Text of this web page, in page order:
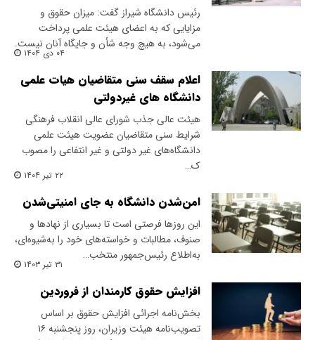
رئیس دانشگاه شیراز گفت: میزان حقوق و
مزایایی که به اعضای هیئت علمی پرداخت
می‌شود، به هیچ وجه شأن و جایگاه آنان نیست.
۰۴ دی ۱۴۰۴
اعلام سقف سنی متقاضیان هیات علمی
دانشگاه های غیردولتی
هیئت عالی جذب شورای عالی انقلاب فرهنگی
شرایط سنی متقاضیان عضویت هیئت علمی
دانشگاه‌های غیر دولتی و غیر انتفاعی را مصوب
ک…
۲۲ تیر ۱۴۰۴
امن‌شدن دانشگاه به جای امنیتی‌شدن
این روزها فرصتی است تا بسیاری از نهادها و
صنوف، مطالبات و خواسته‌های خود را به‌شیوه‌ای،
به‌اطلاع رئیس‌جمهور منتخب…
۳۱ تیر ۱۴۰۳
افزایش حقوق کارمندان از فروردین
بخش‌نامه اجرائی افزایش حقوق بر اساس
تصویب‌نامه هیئت وزیران، روز پنجشنبه ۱۶